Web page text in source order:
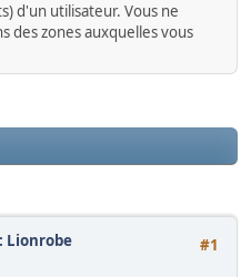
d'un utilisateur. Vous ne
des zones auxquelles vous
#1
Lionrobe